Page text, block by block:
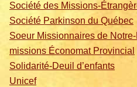
Société des Missions-
Société Parkinson du Québec
Soeur Missionnaires de
missions Économat Provincial
Solidarité-Deuil d’enfants
Unicef